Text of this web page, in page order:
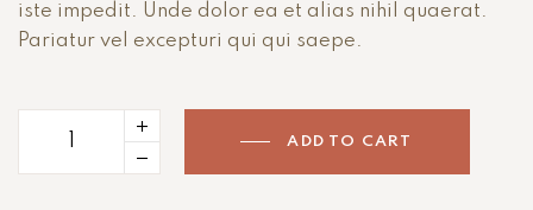
iste impedit. Unde dolor ea et alias nihil quaerat.
Pariatur vel excepturi qui qui saepe.
ADD TO CART